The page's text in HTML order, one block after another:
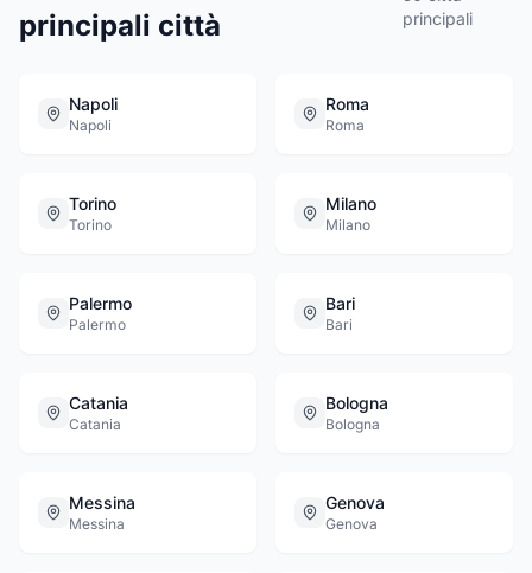
principali città
principali
Napoli
Napoli
Roma
Roma
Torino
Torino
Milano
Milano
Palermo
Palermo
Bari
Bari
Catania
Catania
Bologna
Bologna
Messina
Messina
Genova
Genova